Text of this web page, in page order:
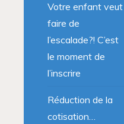
Votre enfant veut
faire de
l’escalade?! C’est
le moment de
l’inscrire
Réduction de la
cotisation…